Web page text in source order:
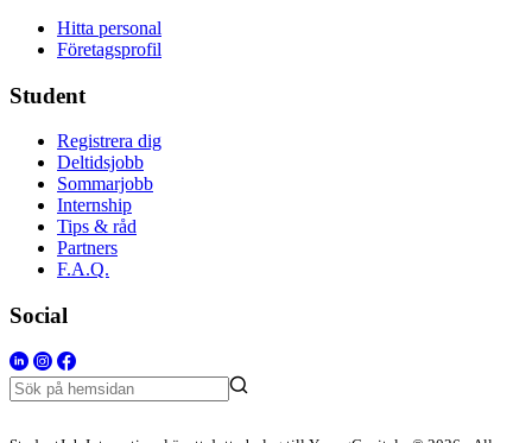
Hitta personal
Företagsprofil
Student
Registrera dig
Deltidsjobb
Sommarjobb
Internship
Tips & råd
Partners
F.A.Q.
Social